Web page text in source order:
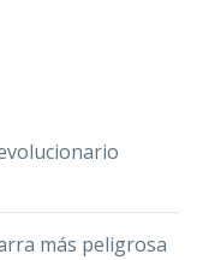
más peligrosa